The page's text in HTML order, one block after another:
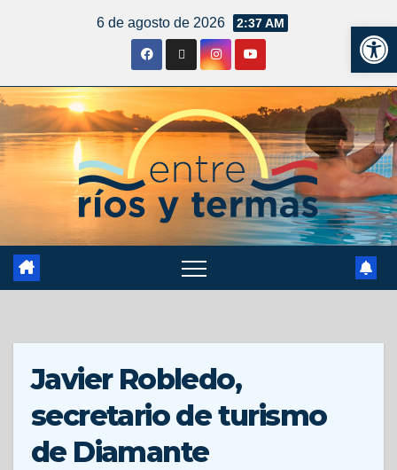
6 de agosto de 2026 2:37 AM
Javier Robledo,
secretario de turismo
de Diamante